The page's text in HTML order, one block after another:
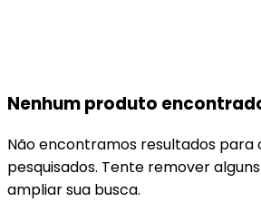
Nenhum produto
Não encontramos resultados para
pesquisados. Tente remover
ampliar sua busca.